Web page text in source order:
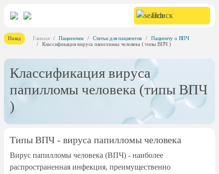
Назад Главная Пациентам Статьи для пациентов
Пациенту о ВПЧ
Классификация вируса папилломы человека ( типы ВПЧ )
Классификация вируса
папилломы человека (типы ВПЧ
)
Типы ВПЧ - вируса папилломы человека
Вирус папилломы человека (ВПЧ) - наиболее
распространенная инфекция, преимущественно